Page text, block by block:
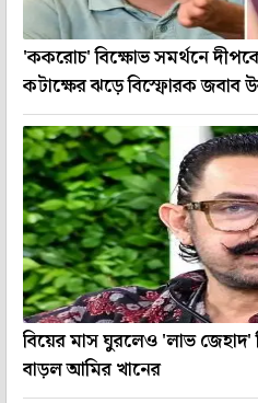
'ককরোচ' বিক্ষোভ সমর্থনে
কটাক্ষের ঝড়ে বিস্ফোরক জবাব
বিয়ের মাস ঘুরলেও 'লাভ জেহাদ'
বাড়ল আমির খানের